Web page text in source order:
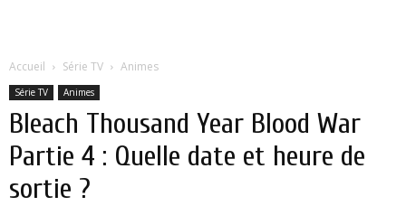
Accueil Série TV Animes
Série TV Animes
Bleach Thousand Year Blood War
Partie 4 : Quelle date et heure de
sortie ?